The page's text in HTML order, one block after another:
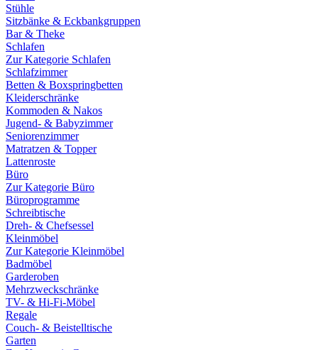
Stühle
Sitzbänke & Eckbankgruppen
Bar & Theke
Schlafen
Zur Kategorie Schlafen
Schlafzimmer
Betten & Boxspringbetten
Kleiderschränke
Kommoden & Nakos
Jugend- & Babyzimmer
Seniorenzimmer
Matratzen & Topper
Lattenroste
Büro
Zur Kategorie Büro
Büroprogramme
Schreibtische
Dreh- & Chefsessel
Kleinmöbel
Zur Kategorie Kleinmöbel
Badmöbel
Garderoben
Mehrzweckschränke
TV- & Hi-Fi-Möbel
Regale
Couch- & Beistelltische
Garten